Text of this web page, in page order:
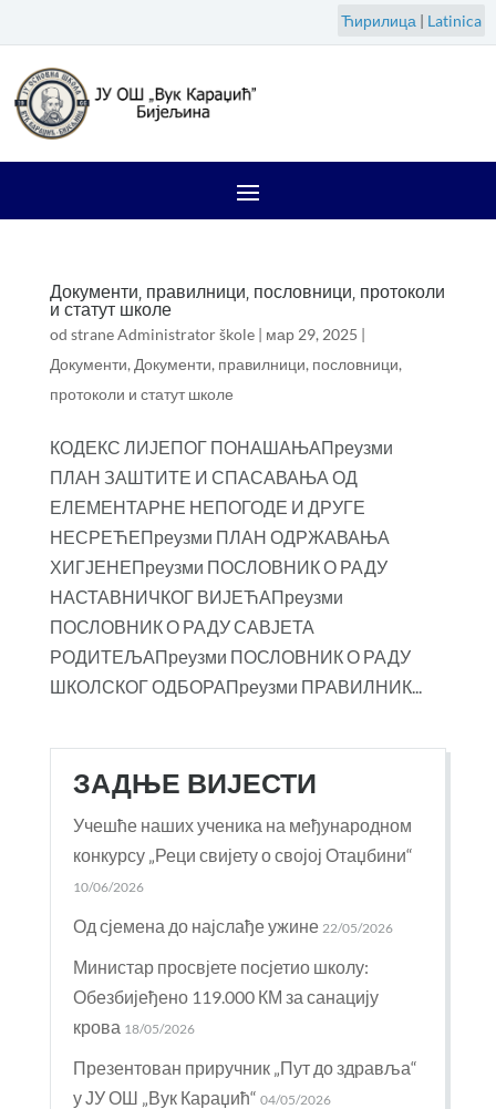
Ћирилица | Latinica
Документи, правилници, пословници, протоколи
и статут школе
od straneAdministrator škole| мар 29, 2025 |
Документи, Документи, правилници, пословници,
протоколи и статут школе
КОДЕКС ЛИЈЕПОГ ПОНАШАЊАПреузми
ПЛАН ЗАШТИТЕ И СПАСАВАЊА ОД
ЕЛЕМЕНТАРНЕ НЕПОГОДЕ И ДРУГЕ
НЕСРЕЋЕПреузми ПЛАН ОДРЖАВАЊА
ХИГЈЕНЕПреузми ПОСЛОВНИК О РАДУ
НАСТАВНИЧКОГ ВИЈЕЋАПреузми
ПОСЛОВНИК О РАДУ САВЈЕТА
РОДИТЕЉАПреузми ПОСЛОВНИК О РАДУ
ШКОЛСКОГ ОДБОРАПреузми ПРАВИЛНИК...
ЗАДЊЕ ВИЈЕСТИ
Учешће наших ученика на међународном
конкурсу „Реци свијету о својој Отаџбини“
10/06/2026
Од сјемена до најслађе ужине 22/05/2026
Министар просвјете посјетио школу:
Обезбијеђено 119.000 КМ за санацију
крова 18/05/2026
Презентован приручник „Пут до здравља“
у ЈУ ОШ „Вук Караџић“ 04/05/2026